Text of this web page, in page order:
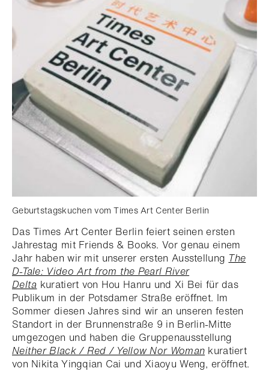
Geburtstagskuchen vom Times Art Center Berlin
Das Times Art Center Berlin feiert seinen ersten
Jahrestag mit Friends & Books. Vor genau einem
Jahr haben wir mit unserer ersten Ausstellung The
D-Tale: Video Art from the Pearl River
Delta kuratiert von Hou Hanru und Xi Bei für das
Publikum in der Potsdamer Straße eröffnet. Im
Sommer diesen Jahres sind wir an unseren festen
Standort in der Brunnenstraße 9 in Berlin-Mitte
umgezogen und haben die Gruppenausstellung
Neither Black / Red / Yellow Nor Woman kuratiert
von Nikita Yingqian Cai und Xiaoyu Weng, eröffnet.